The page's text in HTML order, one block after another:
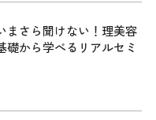
まさら聞けない！理美容
礎から学べるリアルセミ